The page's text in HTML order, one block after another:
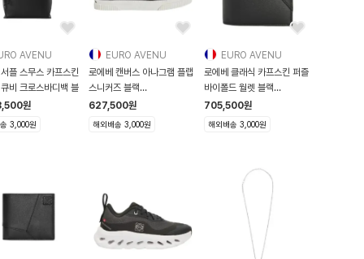
AVENU
플 스무스 카프스킨
비 크로스바디백 블
원
3,000원
EURO AVENU
로에베 캔버스 아나그램 플랩
스니커즈 블랙
L815282X20 1100 L815
627,500원
해외배송 3,000원
EURO AVENU
로에베 클래식 카프스킨 퍼즐
바이폴드 월렛 블랙
C510144X10 11
705,500원
해외배송 3,000원